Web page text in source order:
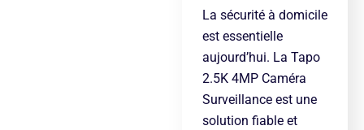
La sécurité à domicile
est essentielle
aujourd’hui. La Tapo
2.5K 4MP Caméra
Surveillance est une
solution fiable et